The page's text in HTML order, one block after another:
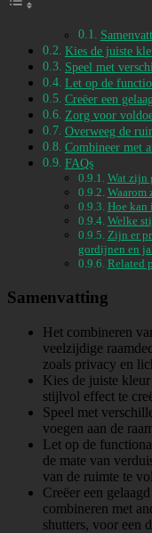
Kies de juiste
Speel met
Let op de
Creëer een
Zorg voor
Overweeg de
Combineer met
FAQs
Wat zijn
Waarom
Hoe kan
Welke
Zijn er
gordijnen en
Related
Samenvatting
Het combineren
veelzijdige
zoals privacy en
Kies de juiste
stijlvol effect te
Speel met
voegen aan de
Let op de
de mate van
van de ruimte te
Creëer een
combineren met
shutters, voor een